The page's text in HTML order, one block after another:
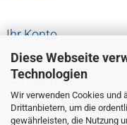
Diese Webseite
Technologien
Wir verwenden Cookies und
Drittanbietern, um die
gewährleisten, die Nutzung
Ihr Konto
Kontaktdaten